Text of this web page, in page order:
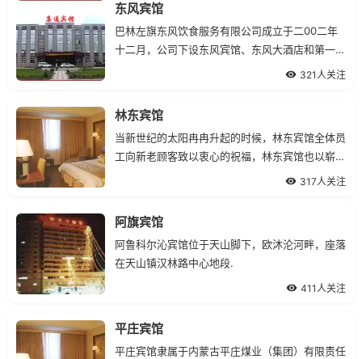
东风宾馆
巴林左旗东风饮食服务有限公司成立于二00二年
十二月，公司下设东风宾馆、东风大酒店和第一春
321人关注
林东宾馆
当新世纪的太阳冉冉升起的时候，林东宾馆全体员
工向新老顾客致以衷心的祝福，林东宾馆也以崭新
317人关注
阿旗宾馆
阿鲁科尔沁宾馆位于天山脚下，欧沐沦河畔，座落
在天山镇汉林路中心地段.
411人关注
平庄宾馆
平庄宾馆隶属于内蒙古平庄煤业（集团）有限责任